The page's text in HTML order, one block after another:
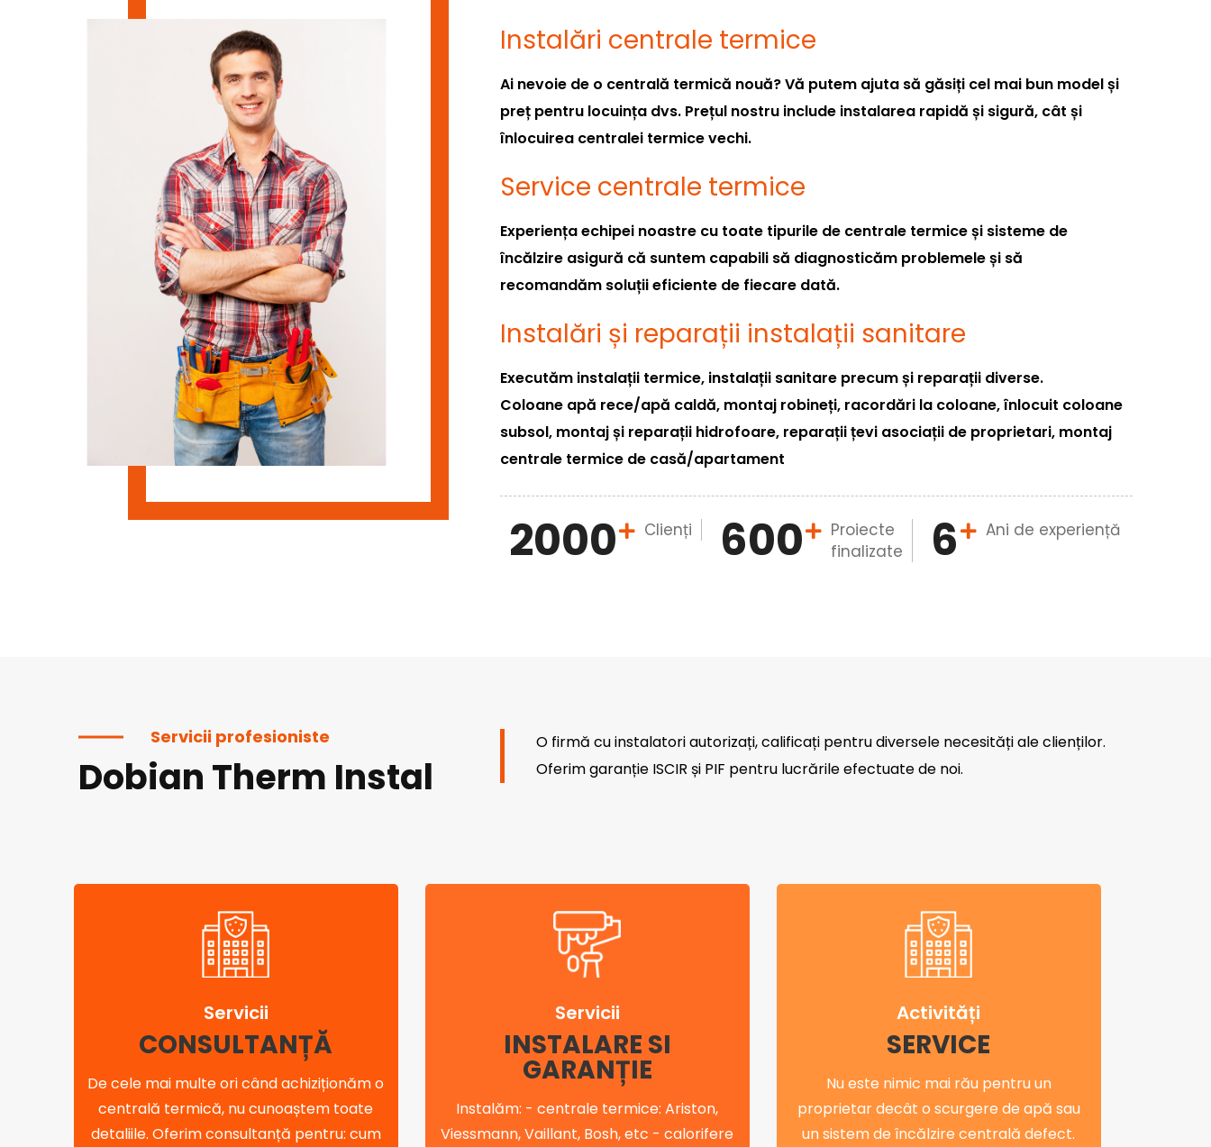
Instalări centrale termice
Ai nevoie de o centrală termică nouă? Vă putem ajuta să găsiți cel mai bun model și
preț pentru locuința dvs. Prețul nostru include instalarea rapidă și sigură, cât și
înlocuirea centralei termice vechi.
Service centrale termice
Experiența echipei noastre cu toate tipurile de centrale termice și sisteme de
încălzire asigură că suntem capabili să diagnosticăm problemele și să
recomandăm soluții eficiente de fiecare dată.
Instalări și reparații instalații sanitare
Executăm instalații termice, instalații sanitare precum și reparații diverse.
Coloane apă rece/apă caldă, montaj robineți, racordări la coloane, înlocuit coloane
subsol, montaj și reparații hidrofoare, reparații țevi asociații de proprietari, montaj
centrale termice de casă/apartament
2000 Clienți 600
Proiecte
finalizate
6 Ani de experiență
Servicii profesioniste
Dobian Therm Instal
O firmă cu instalatori autorizați, calificați pentru diversele necesități ale clienților.
Oferim garanție ISCIR și PIF pentru lucrările efectuate de noi.
Servicii
CONSULTANȚĂ
De cele mai multe ori când achiziționăm o
centrală termică, nu cunoaștem toate
detaliile. Oferim consultanță pentru: cum
Servicii
INSTALARE SI
GARANȚIE
Instalăm: - centrale termice: Ariston,
Viessmann, Vaillant, Bosh, etc - calorifere
Activități
SERVICE
Nu este nimic mai rău pentru un
proprietar decât o scurgere de apă sau
un sistem de încălzire centrală defect.